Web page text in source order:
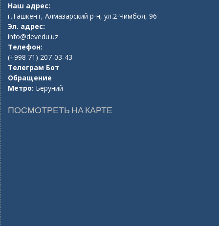
Наш адрес:
г.Ташкент, Алмазарский р-н, ул.2-Чимбоя, 96
Эл. адрес:
info@devedu.uz
Телефон:
(+998 71) 207-03-43
Телеграм Бот
Обращение
Метро: Беруний
ПОСМОТРЕТЬ НА КАРТЕ